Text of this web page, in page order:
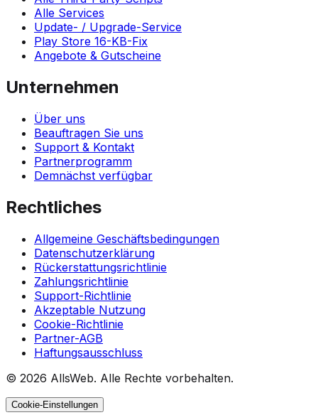
Alle Services
Update- / Upgrade-Service
Play Store 16-KB-Fix
Angebote & Gutscheine
Unternehmen
Über uns
Beauftragen Sie uns
Support & Kontakt
Partnerprogramm
Demnächst verfügbar
Rechtliches
Allgemeine Geschäftsbedingungen
Datenschutzerklärung
Rückerstattungsrichtlinie
Zahlungsrichtlinie
Support-Richtlinie
Akzeptable Nutzung
Cookie-Richtlinie
Partner-AGB
Haftungsausschluss
© 2026 AllsWeb. Alle Rechte vorbehalten.
Cookie-Einstellungen